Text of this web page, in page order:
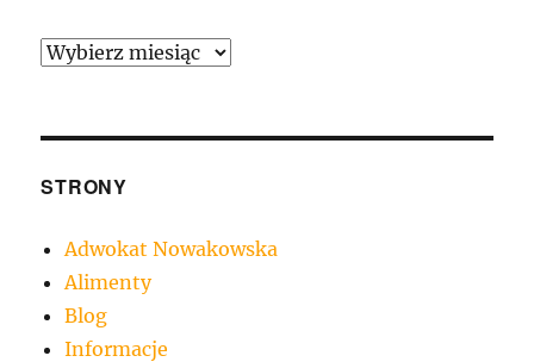
Archiwa
STRONY
Adwokat Nowakowska
Alimenty
Blog
Informacje